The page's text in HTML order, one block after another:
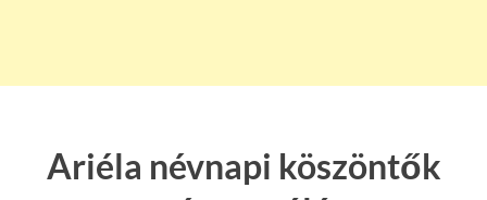
Ariéla névnapi köszöntők